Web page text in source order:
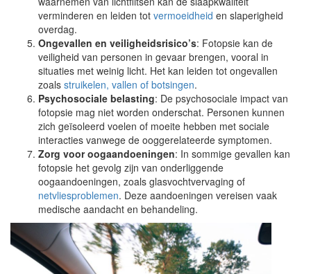
verminderen en leiden tot vermoeidheid en slaperigheid
overdag.
Ongevallen en veiligheidsrisico’s: Fotopsie kan de
veiligheid van personen in gevaar brengen, vooral in
situaties met weinig licht. Het kan leiden tot ongevallen
zoals struikelen, vallen of botsingen.
Psychosociale belasting: De psychosociale impact van
fotopsie mag niet worden onderschat. Personen kunnen
zich geïsoleerd voelen of moeite hebben met sociale
interacties vanwege de ooggerelateerde symptomen.
Zorg voor oogaandoeningen: In sommige gevallen kan
fotopsie het gevolg zijn van onderliggende
oogaandoeningen, zoals glasvochtvervaging of
netvliesproblemen. Deze aandoeningen vereisen vaak
medische aandacht en behandeling.